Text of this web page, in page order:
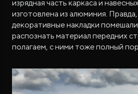
изрядная часть каркаса и
изготовлена из алюминия.
декоративные накладки
распознать материал передних
полагаем, с ними тоже полный